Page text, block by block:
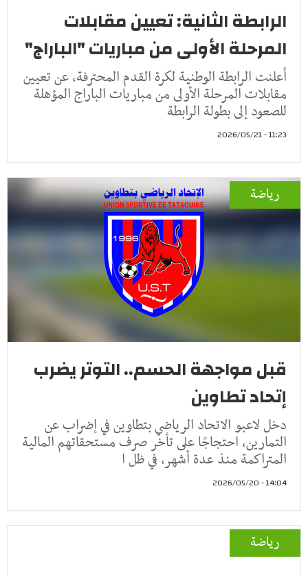
الرابطة الثانية: تعيين مقابلات
المرحلة الأولى من مباريات "الباراج"
أعلنت الرابطة الوطنية لكرة القدم المحترفة، عن تعيين
مقابلات المرحلة الأولى من مباريات الباراج المؤهلة
للصعود إلى بطولة الرابطة
11:23 - 2026/05/21
رياضة
قبل مواجهة الحسم.. التوتر يضرب
إتحاد تطاوين
دخل لاعبو الاتحاد الرياضي بتطاوين في إضراب عن
التمارين، احتجاجًا على تأخر صرف مستحقاتهم المالية
المتراكمة منذ عدة أشهر، في ظل ا
14:04 - 2026/05/20
رياضة